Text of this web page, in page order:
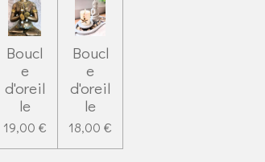
Boucl
e
d'oreil
le
19,00 €
Boucl
e
d'oreil
le
18,00 €